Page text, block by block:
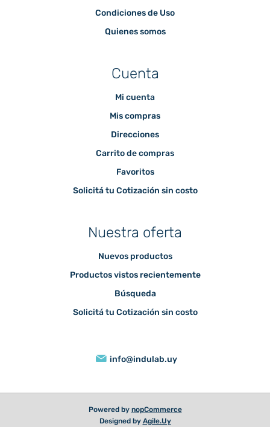
Condiciones de Uso
Quienes somos
Cuenta
Mi cuenta
Mis compras
Direcciones
Carrito de compras
Favoritos
Solicitá tu Cotización sin costo
Nuestra oferta
Nuevos productos
Productos vistos recientemente
Búsqueda
Solicitá tu Cotización sin costo
info@indulab.uy
Powered by nopCommerce
Designed by Agile.Uy